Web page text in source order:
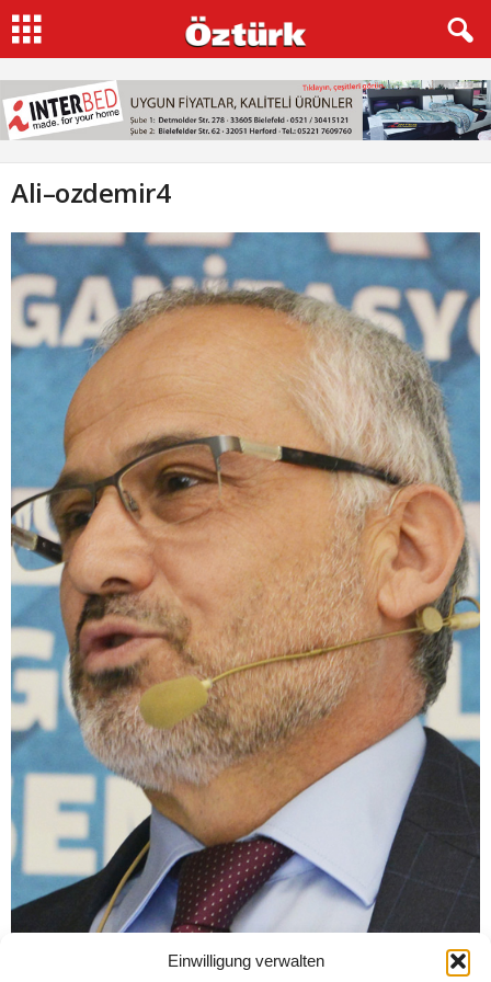
Einwilligung verwalten
Ali–ozdemir4